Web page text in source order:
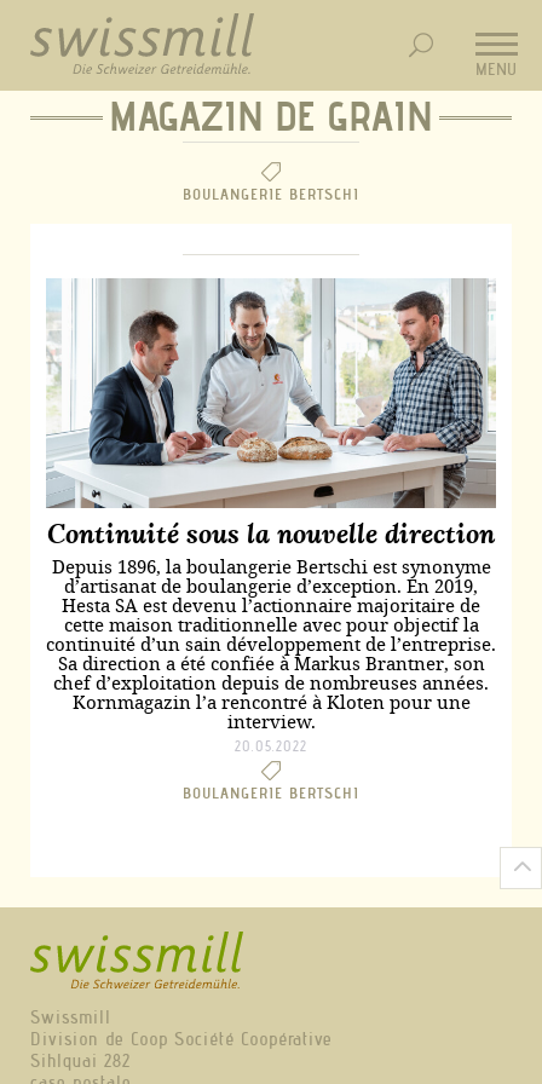
MENU
MAGAZIN DE GRAIN
BOULANGERIE BERTSCHI
Continuité sous la nouvelle direction
Depuis 1896, la boulangerie Bertschi est synonyme
d’artisanat de boulangerie d’exception. En 2019,
Hesta SA est devenu l’actionnaire majoritaire de
cette maison traditionnelle avec pour objectif la
continuité d’un sain développement de l’entreprise.
Sa direction a été confiée à Markus Brantner, son
chef d’exploitation depuis de nombreuses années.
Kornmagazin l’a rencontré à Kloten pour une
interview.
20.05.2022
BOULANGERIE BERTSCHI
Swissmill
Division de Coop Société Coopérative
Sihlquai 282